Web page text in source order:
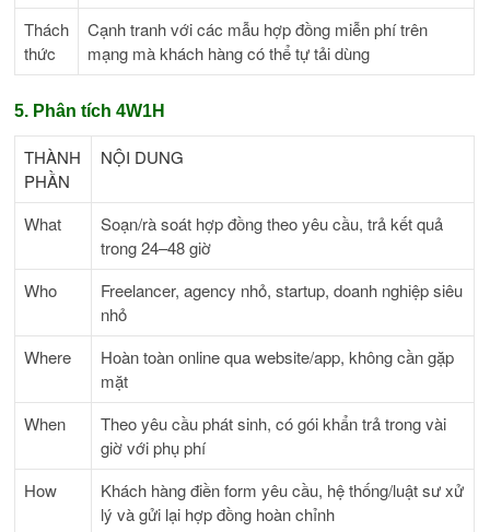
Thách
thức
Cạnh tranh với các mẫu hợp đồng miễn phí trên
mạng mà khách hàng có thể tự tải dùng
5. Phân tích 4W1H
THÀNH
PHẦN
NỘI DUNG
What
Soạn/rà soát hợp đồng theo yêu cầu, trả kết quả
trong 24–48 giờ
Who
Freelancer, agency nhỏ, startup, doanh nghiệp siêu
nhỏ
Where
Hoàn toàn online qua website/app, không cần gặp
mặt
When
Theo yêu cầu phát sinh, có gói khẩn trả trong vài
giờ với phụ phí
How
Khách hàng điền form yêu cầu, hệ thống/luật sư xử
lý và gửi lại hợp đồng hoàn chỉnh